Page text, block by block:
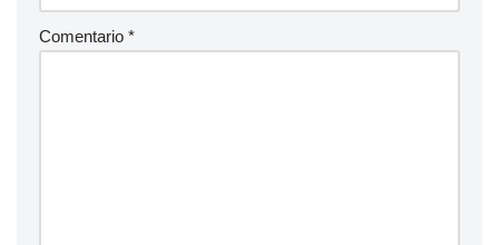
Comentario *